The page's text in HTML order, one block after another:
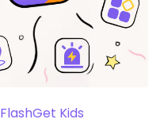
FlashGet Kids